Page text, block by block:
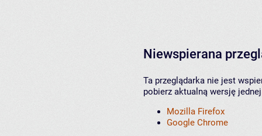
Niewspierana
Ta przeglądarka nie jest
pobierz aktualną wersję
Mozilla Firefox
Google Chrome